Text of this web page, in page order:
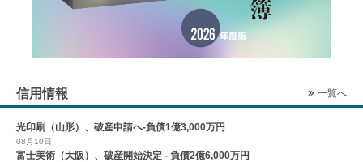
信用情報 一覧へ
光印刷（山形）、破産申請へ-負債1億3,000万円
08月10日
富士美術（大阪）、破産開始決定 - 負債2億6,000万円